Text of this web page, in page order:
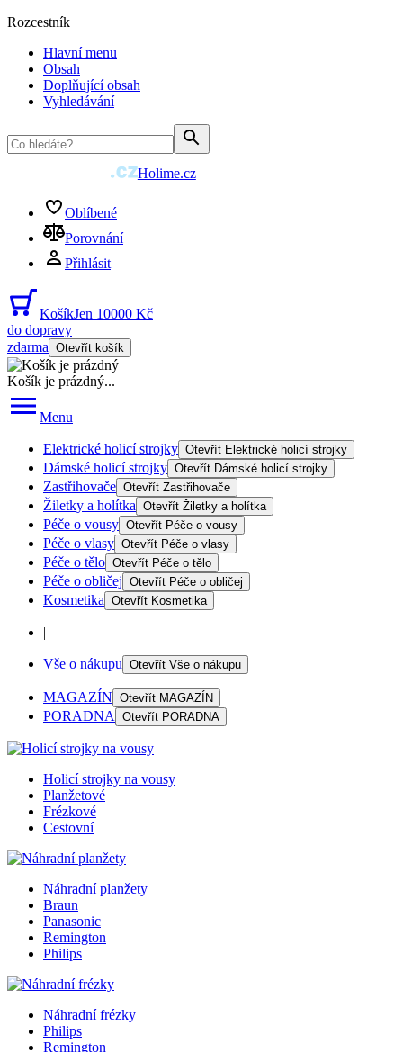
Rozcestník
Hlavní menu
Obsah
Doplňující obsah
Vyhledávání
Holime.cz
Oblíbené
Porovnání
Přihlásit
KošíkJen 10000 Kč
do dopravy
zdarma Otevřít košík
Košík je prázdný...
Menu
Elektrické holicí strojky Otevřít Elektrické holicí strojky
Dámské holicí strojky Otevřít Dámské holicí strojky
Zastřihovače Otevřít Zastřihovače
Žiletky a holítka Otevřít Žiletky a holítka
Péče o vousy Otevřít Péče o vousy
Péče o vlasy Otevřít Péče o vlasy
Péče o tělo Otevřít Péče o tělo
Péče o obličej Otevřít Péče o obličej
Kosmetika Otevřít Kosmetika
|
Vše o nákupu Otevřít Vše o nákupu
MAGAZÍN Otevřít MAGAZÍN
PORADNA Otevřít PORADNA
Holicí strojky na vousy
Planžetové
Frézkové
Cestovní
Náhradní planžety
Braun
Panasonic
Remington
Philips
Náhradní frézky
Philips
Remington